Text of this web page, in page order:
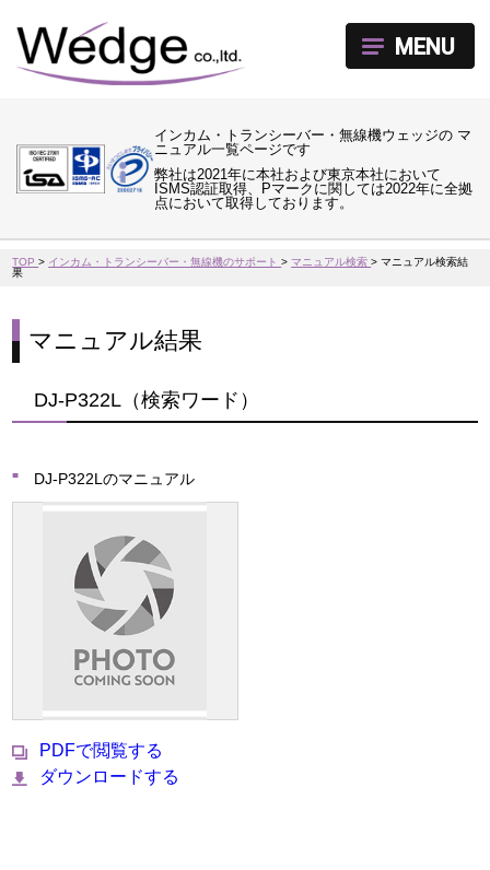
インカム・トランシーバー・無線機ウェッジの マ
ニュアル一覧ページです
弊社は2021年に本社および東京本社において
ISMS認証取得、Pマークに関しては2022年に全拠
点において取得しております。
MENU
TOP> インカム・トランシーバー・無線機のサポート>マニュアル検索>マニュアル検索結
果
マニュアル結果
DJ-P322L（検索ワード）
DJ-P322Lのマニュアル
PDFで閲覧する
ダウンロードする